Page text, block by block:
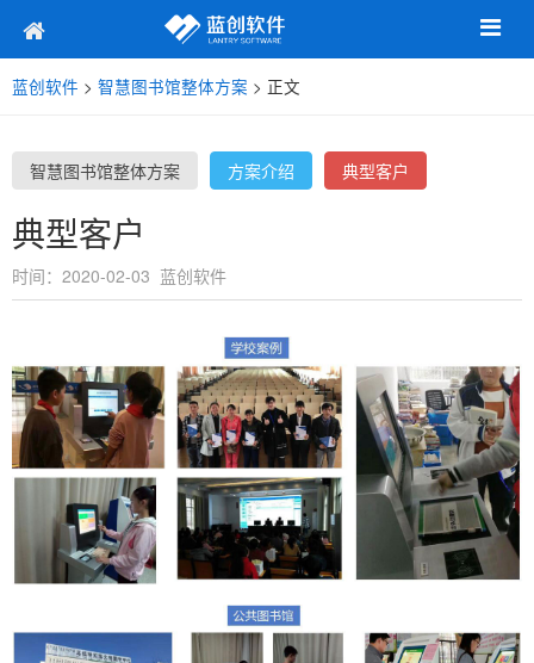
蓝创软件 > 智慧图书馆整体方案 > 正文
智慧图书馆整体方案 方案介绍 典型客户
典型客户
时间：2020-02-03 蓝创软件